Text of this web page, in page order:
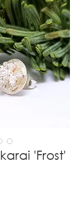
'Frost'